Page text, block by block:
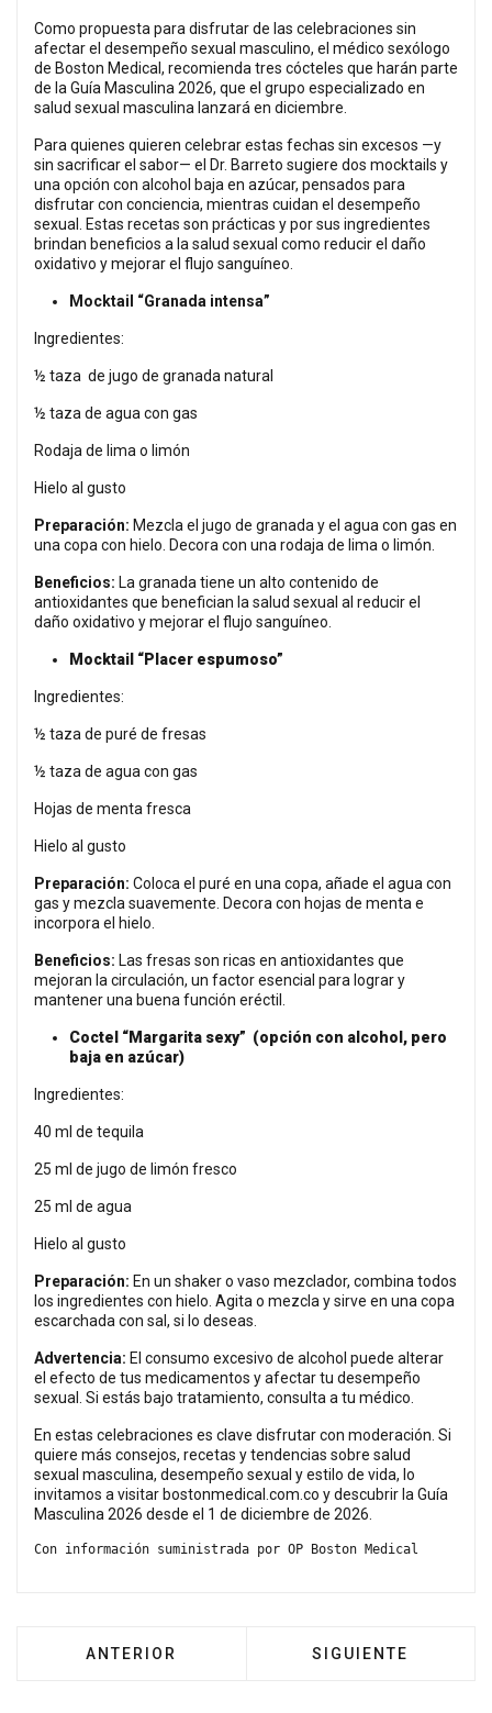
Como propuesta para disfrutar de las celebraciones sin
afectar el desempeño sexual masculino, el médico sexólogo
de Boston Medical, recomienda tres cócteles que harán parte
de la Guía Masculina 2026, que el grupo especializado en
salud sexual masculina lanzará en diciembre.
Para quienes quieren celebrar estas fechas sin excesos —y
sin sacrificar el sabor— el Dr. Barreto sugiere dos mocktails y
una opción con alcohol baja en azúcar, pensados para
disfrutar con conciencia, mientras cuidan el desempeño
sexual. Estas recetas son prácticas y por sus ingredientes
brindan beneficios a la salud sexual como reducir el daño
oxidativo y mejorar el flujo sanguíneo.
Mocktail “Granada intensa”
Ingredientes:
½ taza de jugo de granada natural
½ taza de agua con gas
Rodaja de lima o limón
Hielo al gusto
Preparación: Mezcla el jugo de granada y el agua con gas en
una copa con hielo. Decora con una rodaja de lima o limón.
Beneficios: La granada tiene un alto contenido de
antioxidantes que benefician la salud sexual al reducir el
daño oxidativo y mejorar el flujo sanguíneo.
Mocktail “Placer espumoso”
Ingredientes:
½ taza de puré de fresas
½ taza de agua con gas
Hojas de menta fresca
Hielo al gusto
Preparación: Coloca el puré en una copa, añade el agua con
gas y mezcla suavemente. Decora con hojas de menta e
incorpora el hielo.
Beneficios: Las fresas son ricas en antioxidantes que
mejoran la circulación, un factor esencial para lograr y
mantener una buena función eréctil.
Coctel “Margarita sexy” (opción con alcohol, pero
baja en azúcar)
Ingredientes:
40 ml de tequila
25 ml de jugo de limón fresco
25 ml de agua
Hielo al gusto
Preparación: En un shaker o vaso mezclador, combina todos
los ingredientes con hielo. Agita o mezcla y sirve en una copa
escarchada con sal, si lo deseas.
Advertencia: El consumo excesivo de alcohol puede alterar
el efecto de tus medicamentos y afectar tu desempeño
sexual. Si estás bajo tratamiento, consulta a tu médico.
En estas celebraciones es clave disfrutar con moderación. Si
quiere más consejos, recetas y tendencias sobre salud
sexual masculina, desempeño sexual y estilo de vida, lo
invitamos a visitar bostonmedical.com.co y descubrir la Guía
Masculina 2026 desde el 1 de diciembre de 2026.
Con información suministrada por OP Boston Medical
ARTÍCULO ANTERIOR: CHEQUEOS
ANTERIOR ARTÍCULO
SIGUIENTE